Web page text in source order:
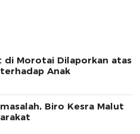
di Morotai Dilaporkan atas
Anak
Biro Kesra Malut